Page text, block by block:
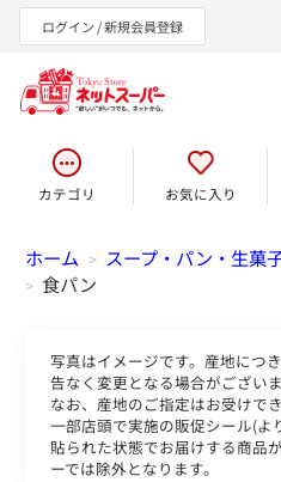
ログイン / 新規会員登録
東急オンライ
カテゴリ お気に入り
ホーム > スープ・パン・生菓
> 食パン
写真はイメージです。産地につ
告なく変更となる場合がございま
なお、産地のご指定はお受けでき
一部店頭で実施の販促シール(よ
貼られた状態でお届けする商品
ーでは除外となります。